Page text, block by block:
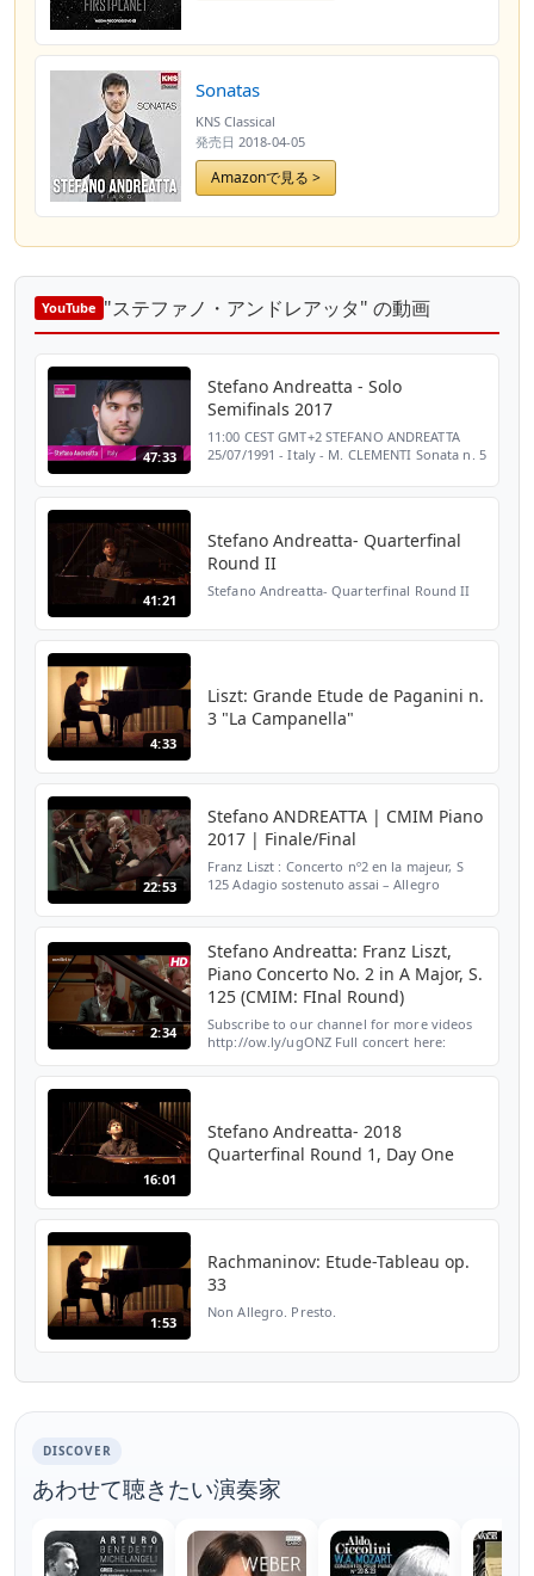
Sonatas
KNS Classical
発売日 2018-04-05
Amazonで見る >
YouTube "ステファノ・アンドレアッタ" の動画
47:33
Stefano Andreatta - Solo
Semifinals 2017
11:00 CEST GMT+2 STEFANO ANDREATTA
25/07/1991 - Italy - M. CLEMENTI Sonata n. 5
41:21
Stefano Andreatta- Quarterfinal
Round II
Stefano Andreatta- Quarterfinal Round II
4:33
Liszt: Grande Etude de Paganini n.
3 "La Campanella"
22:53
Stefano ANDREATTA | CMIM Piano
2017 | Finale/Final
Franz Liszt : Concerto nº​​2 en la majeur, S
125 Adagio sostenuto assai – Allegro
2:34
Stefano Andreatta: Franz Liszt,
Piano Concerto No. 2 in A Major, S.
125 (CMIM: FInal Round)
Subscribe to our channel for more videos
http://ow.ly/ugONZ Full concert here:
16:01
Stefano Andreatta- 2018
Quarterfinal Round 1, Day One
1:53
Rachmaninov: Etude-Tableau op.
33
Non Allegro. Presto.
DISCOVER
あわせて聴きたい演奏家